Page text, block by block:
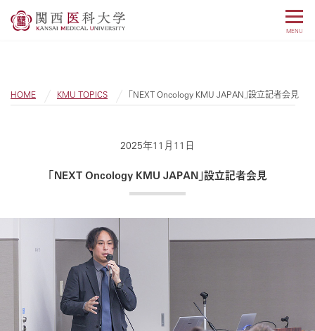
MENU
HOME KMU TOPICS 「NEXT Oncology KMU JAPAN」設立記者会見
2025年11月11日
「NEXT Oncology KMU JAPAN」設立記者会見